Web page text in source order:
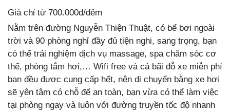
Giá chỉ từ 700.000đ/đêm
Nằm trên đường Nguyễn Thiện Thuật, có bể bơi ngoài
trời và 90 phòng nghỉ đầy đủ tiện nghi, sang trọng, bạn
có thể trải nghiệm dịch vụ massage, spa chăm sóc cơ
thể, phòng tắm hơi,… Wifi free và cả bãi đỗ xe miễn phí
bạn đều được cung cấp hết, nên di chuyển bằng xe hơi
sẽ yên tâm có chỗ để an toàn, bạn vừa có thể làm việc
tại phòng ngay và luôn với đường truyền tốc độ nhanh